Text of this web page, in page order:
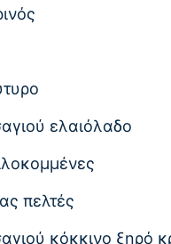
ελαιόλαδο
πελτές
κόκκινο ξηρό